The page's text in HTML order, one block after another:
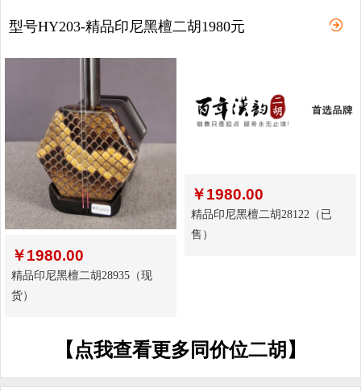
型号HY203-精品印尼黑檀二胡1980元
￥1980.00
精品印尼黑檀二胡28935（现
货）
￥1980.00
精品印尼黑檀二胡28122（已
售）
【点我查看更多同价位二胡】